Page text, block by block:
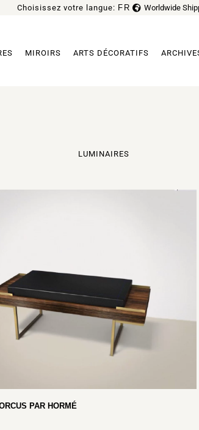
Choisissez votre langue: FR
EN Worldwide
MIROIRS ARTS DÉCORATIFS
LUMINAIRES
PAR HORMÉ